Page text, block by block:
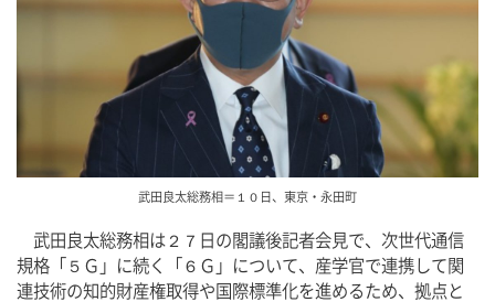
武田良太総務相＝１０日、東京・永田町
武田良太総務相は２７日の閣議後記者会見で、次世代通信
規格「５Ｇ」に続く「６Ｇ」について、産学官で連携して関
連技術の知的財産権取得や国際標準化を進めるため、拠点と